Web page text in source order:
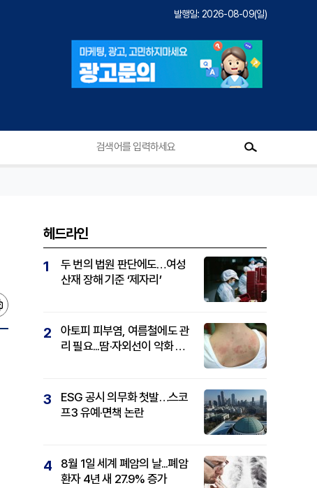
발행일: 2026-08-09(일)
헤드라인
1
두 번의 법원 판단에도…여성
산재 장해 기준 ‘제자리’
2
아토피 피부염, 여름철에도 관
리 필요...땀·자외선이 악화 요
3
ESG 공시 의무화 첫발…스코
프3 유예·면책 논란
4
8월 1일 세계 폐암의 날...폐암
환자 4년 새 27.9% 증가